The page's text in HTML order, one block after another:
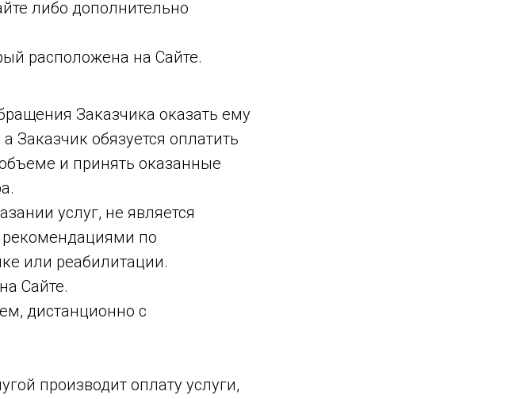
либо дополнительно
расположена на Сайте.
Заказчика оказать ему
Заказчик обязуется оплатить
и принять оказанные
услуг, не является
по
или реабилитации.
Сайте.
дистанционно с
производит оплату услуги,